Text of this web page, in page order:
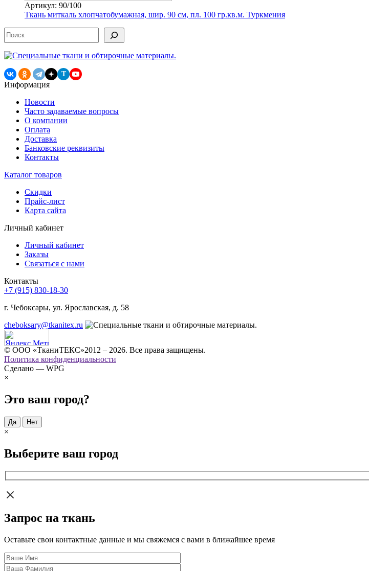
Артикул: 90/100
Ткань миткаль хлопчатобумажная, шир. 90 см, пл. 100 гр.кв.м. Туркмения
Поиск
T
Информация
Новости
Часто задаваемые вопросы
О компании
Оплата
Доставка
Банковские реквизиты
Контакты
Каталог товаров
Скидки
Прайс-лист
Карта сайта
Личный кабинет
Личный кабинет
Заказы
Связаться с нами
Контакты
+7 (915) 830-18-30
г. Чебоксары, ул. Ярославская, д. 58
cheboksary@tkanitex.ru
© ООО «ТканиТЕКС»2012 – 2026. Все права защищены.
Политика конфиденциальности
Сделано — WPG
×
Это ваш город?
Да Нет
×
Выберите ваш город
Запрос на ткань
Оставьте свои контактные данные и мы свяжемся с вами в ближайшее время